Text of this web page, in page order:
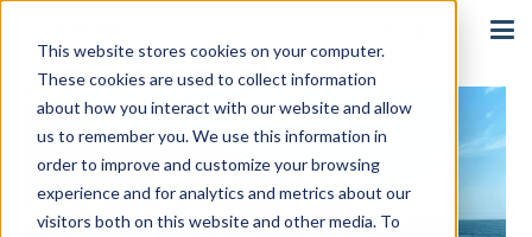
This website stores cookies on your computer.
These cookies are used to collect information
about how you interact with our website and allow
us to remember you. We use this information in
order to improve and customize your browsing
experience and for analytics and metrics about our
visitors both on this website and other media. To